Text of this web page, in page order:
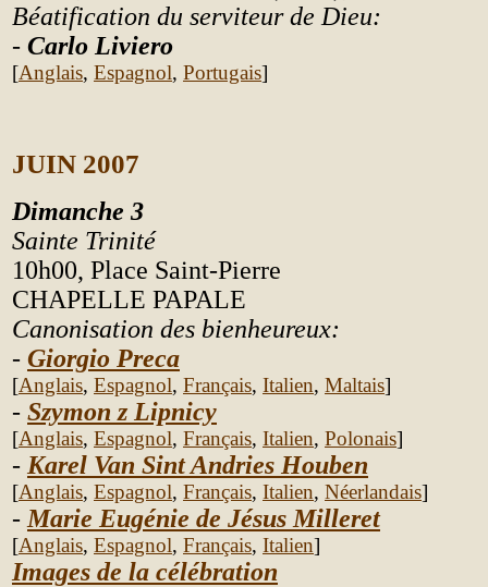
Béatification du serviteur de Dieu:
- Carlo Liviero
[Anglais, Espagnol, Portugais]
JUIN 2007
Dimanche 3
Sainte Trinité
10h00, Place Saint-Pierre
CHAPELLE PAPALE
Canonisation des bienheureux:
- Giorgio Preca
[Anglais, Espagnol, Français, Italien, Maltais]
- Szymon z Lipnicy
[Anglais, Espagnol, Français, Italien, Polonais]
- Karel Van Sint Andries Houben
[Anglais, Espagnol, Français, Italien, Néerlandais]
- Marie Eugénie de Jésus Milleret
[Anglais, Espagnol, Français, Italien]
Images de la célébration